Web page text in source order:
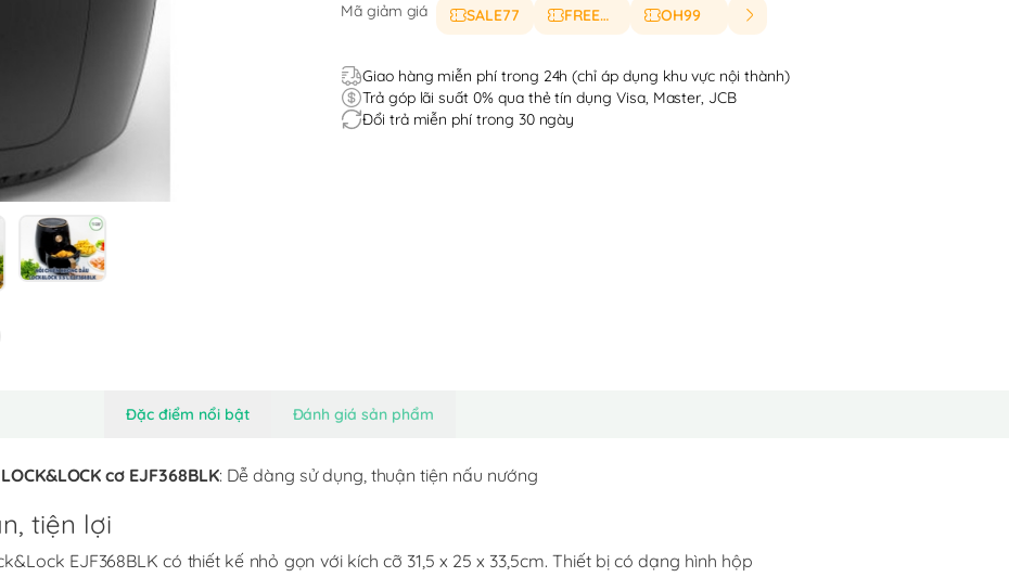
Mã giảm giá SALE77 FREESHIP OH99
Giao hàng miễn phí trong 24h (chỉ áp dụng khu vực nội thành)
Trả góp lãi suất 0% qua thẻ tín dụng Visa, Master, JCB
Đổi trả miễn phí trong 30 ngày
Đặc điểm nổi bật Đánh giá sản phẩm
cơ EJF368BLK: Dễ dàng sử dụng, thuận tiện nấu nướng
tiện lợi
EJF368BLK có thiết kế nhỏ gọn với kích cỡ 31,5 x 25 x 33,5cm. Thiết bị có dạng hình hộp